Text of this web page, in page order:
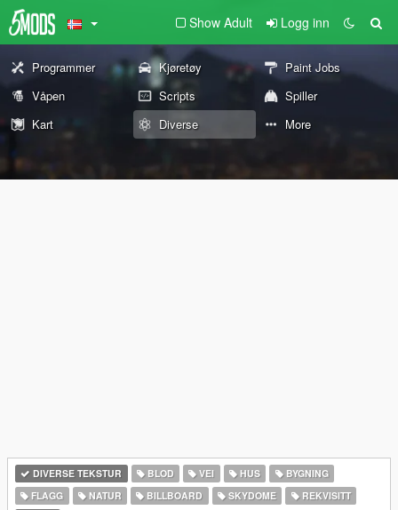
Show Adult Logg inn
Programmer Kjøretøy
Paint Jobs
Våpen
Scripts
Spiller
Kart
Diverse More
DIVERSE TEKSTUR BLOD VEI HUS
BYGNING
FLAGG
NATUR BILLBOARD SKYDOME
REKVISITT